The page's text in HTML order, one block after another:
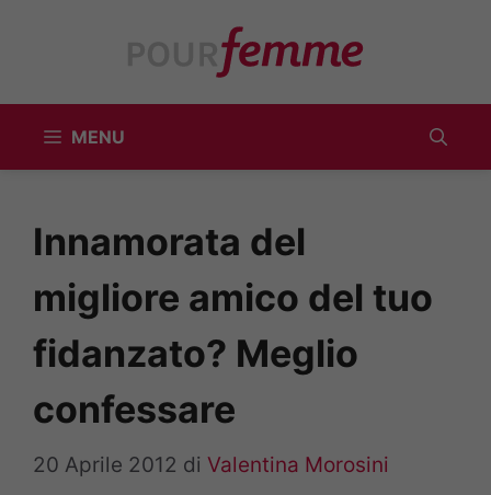
MENU
Innamorata del
migliore amico del tuo
fidanzato? Meglio
confessare
20 Aprile 2012 di Valentina Morosini